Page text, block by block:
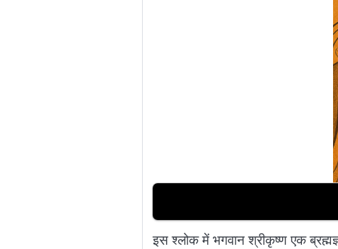
इस श्लोक में भगवान श्रीकृष्ण एक